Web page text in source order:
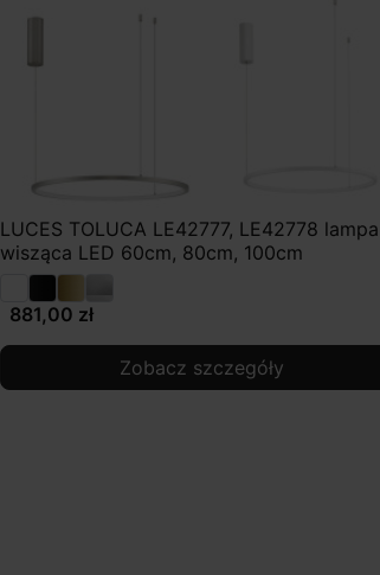
LUCES TOLUCA LE42777, LE42778 lampa
wisząca LED 60cm, 80cm, 100cm
881,00 zł
Zobacz szczegóły